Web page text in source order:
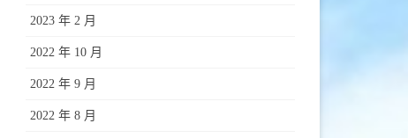
2023 年 2 月
2022 年 10 月
2022 年 9 月
2022 年 8 月